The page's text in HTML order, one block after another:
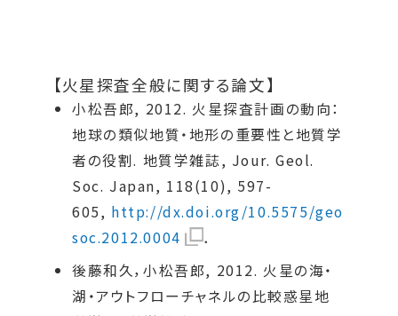
【火星探査全般に関する論文】
小松吾郎, 2012. 火星探査計画の動向：
地球の類似地質・地形の重要性と地質学
者の役割. 地質学雑誌, Jour. Geol.
Soc. Japan, 118(10), 597-
605, http://dx.doi.org/10.5575/geo
soc.2012.0004
．
後藤和久，小松吾郎, 2012. 火星の海・
湖・アウトフローチャネルの比較惑星地